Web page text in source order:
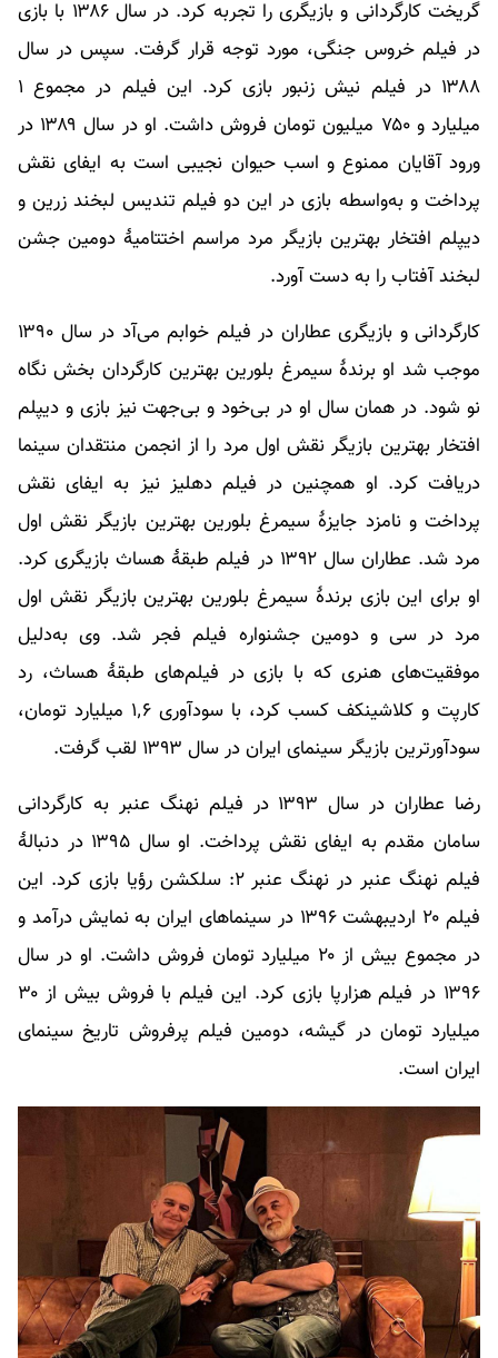
گریخت کارگردانی و بازیگری را تجربه کرد. در سال ۱۳۸۶ با بازی
در فیلم خروس جنگی، مورد توجه قرار گرفت. سپس در سال
۱۳۸۸ در فیلم نیش زنبور بازی کرد. این فیلم در مجموع ۱
میلیارد و ۷۵۰ میلیون تومان فروش داشت. او در سال ۱۳۸۹ در
ورود آقایان ممنوع و اسب حیوان نجیبی است به ایفای نقش
پرداخت و به‌واسطه بازی در این دو فیلم تندیس لبخند زرین و
دیپلم افتخار بهترین بازیگر مرد مراسم اختتامیهٔ دومین جشن
لبخند آفتاب را به دست آورد.
کارگردانی و بازیگری عطاران در فیلم خوابم می‌آد در سال ۱۳۹۰
موجب شد او برندهٔ سیمرغ بلورین بهترین کارگردان بخش نگاه
نو شود. در همان سال او در بی‌خود و بی‌جهت نیز بازی و دیپلم
افتخار بهترین بازیگر نقش اول مرد را از انجمن منتقدان سینما
دریافت کرد. او همچنین در فیلم دهلیز نیز به ایفای نقش
پرداخت و نامزد جایزهٔ سیمرغ بلورین بهترین بازیگر نقش اول
مرد شد. عطاران سال ۱۳۹۲ در فیلم طبقهٔ هساث بازیگری کرد.
او برای این بازی برندهٔ سیمرغ بلورین بهترین بازیگر نقش اول
مرد در سی و دومین جشنواره فیلم فجر شد. وی به‌دلیل
موفقیت‌های هنری که با بازی در فیلم‌های طبقهٔ هساث، رد
کارپت و کلاشینکف کسب کرد، با سودآوری ۱٬۶ میلیارد تومان،
سودآورترین بازیگر سینمای ایران در سال ۱۳۹۳ لقب گرفت.
رضا عطاران در سال ۱۳۹۳ در فیلم نهنگ عنبر به کارگردانی
سامان مقدم به ایفای نقش پرداخت. او سال ۱۳۹۵ در دنبالهٔ
فیلم نهنگ عنبر در نهنگ عنبر ۲: سلکشن رؤیا بازی کرد. این
فیلم ۲۰ اردیبهشت ۱۳۹۶ در سینماهای ایران به نمایش درآمد و
در مجموع بیش از ۲۰ میلیارد تومان فروش داشت. او در سال
۱۳۹۶ در فیلم هزارپا بازی کرد. این فیلم با فروش بیش از ۳۰
میلیارد تومان در گیشه، دومین فیلم پرفروش تاریخ سینمای
ایران است.